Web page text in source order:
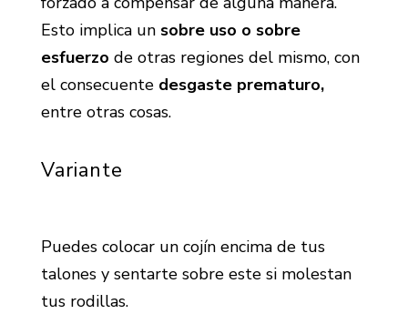
Esto implica un sobre uso o sobre
esfuerzo de otras regiones del mismo, con
el consecuente desgaste prematuro,
entre otras cosas.
Variante
Puedes colocar un cojín encima de tus
talones y sentarte sobre este si molestan
tus rodillas.